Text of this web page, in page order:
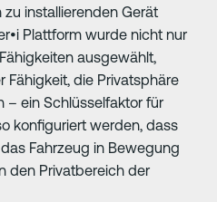
installierenden Gerät
Plattform wurde nicht nur
ausgewählt,
Fähigkeit, die Privatsphäre
– ein Schlüsselfaktor für
konfiguriert werden, dass
Fahrzeug in Bewegung
den Privatbereich der